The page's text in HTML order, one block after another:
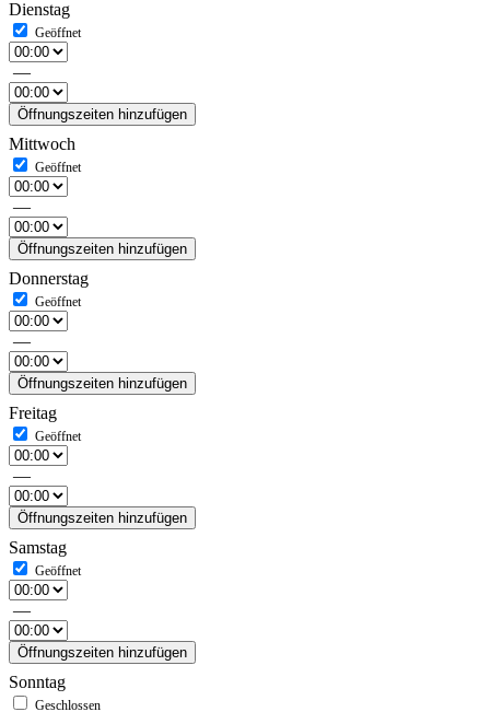
Dienstag
—
Öffnungszeiten hinzufügen
Mittwoch
—
Öffnungszeiten hinzufügen
Donnerstag
—
Öffnungszeiten hinzufügen
Freitag
—
Öffnungszeiten hinzufügen
Samstag
—
Öffnungszeiten hinzufügen
Sonntag